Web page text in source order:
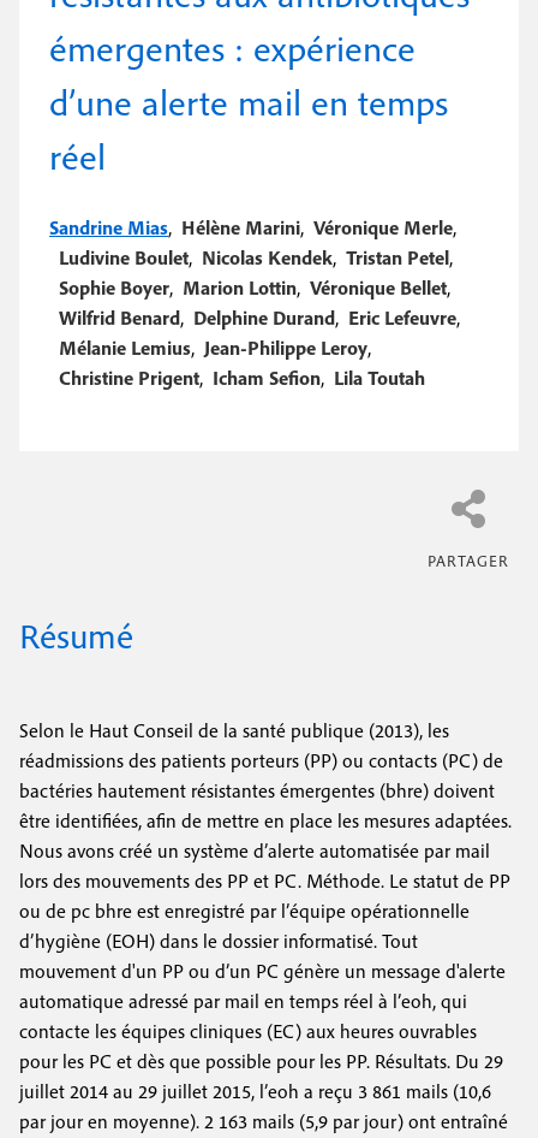
i
n
c
p
a
l
e
c
o
a
i
r
e
émergentes : expérience
d’une alerte mail en temps
réel
Sandrine Mias, Hélène Marini, Véronique Merle,
Ludivine Boulet, Nicolas Kendek, Tristan Petel,
Sophie Boyer, Marion Lottin, Véronique Bellet,
Wilfrid Benard, Delphine Durand, Eric Lefeuvre,
Mélanie Lemius, Jean-Philippe Leroy,
Christine Prigent, Icham Sefion, Lila Toutah
Résumé
Selon le Haut Conseil de la santé publique (2013), les
réadmissions des patients porteurs (PP) ou contacts (PC) de
bactéries hautement résistantes émergentes (bhre) doivent
être identifiées, afin de mettre en place les mesures adaptées.
Nous avons créé un système d’alerte automatisée par mail
lors des mouvements des PP et PC. Méthode. Le statut de PP
ou de pc bhre est enregistré par l’équipe opérationnelle
d’hygiène (EOH) dans le dossier informatisé. Tout
mouvement d'un PP ou d’un PC génère un message d'alerte
automatique adressé par mail en temps réel à l’eoh, qui
contacte les équipes cliniques (EC) aux heures ouvrables
pour les PC et dès que possible pour les PP. Résultats. Du 29
juillet 2014 au 29 juillet 2015, l’eoh a reçu 3 861 mails (10,6
par jour en moyenne). 2 163 mails (5,9 par jour) ont entraîné